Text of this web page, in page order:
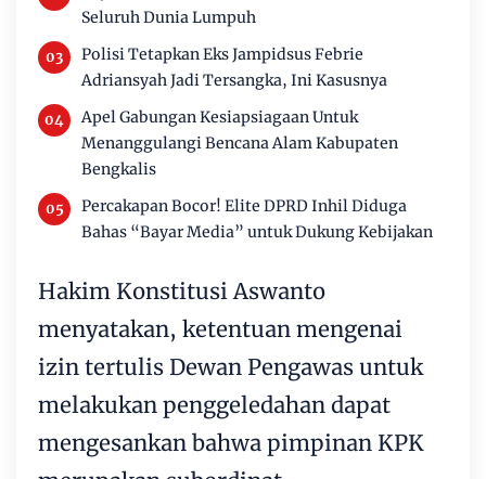
Seluruh Dunia Lumpuh
Polisi Tetapkan Eks Jampidsus Febrie
Adriansyah Jadi Tersangka, Ini Kasusnya
Apel Gabungan Kesiapsiagaan Untuk
Menanggulangi Bencana Alam Kabupaten
Bengkalis
Percakapan Bocor! Elite DPRD Inhil Diduga
Bahas “Bayar Media” untuk Dukung Kebijakan
Hakim Konstitusi Aswanto
menyatakan, ketentuan mengenai
izin tertulis Dewan Pengawas untuk
melakukan penggeledahan dapat
mengesankan bahwa pimpinan KPK